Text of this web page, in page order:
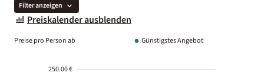
Filter anzeigen
Preiskalender ausblenden
Preise pro Person ab Günstigstes Angebot
250.00 €